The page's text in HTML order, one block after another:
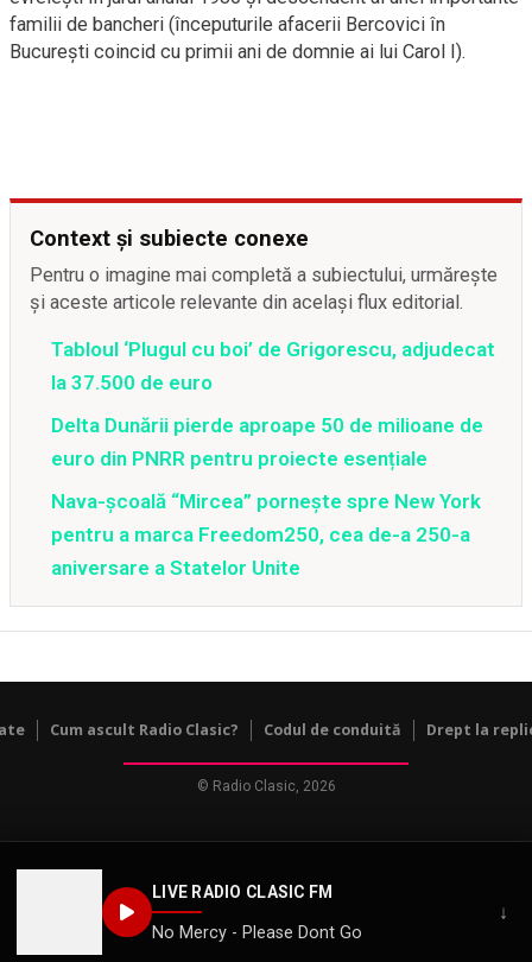
LIVE RADIO CLASIC FM
No Mercy - Please Dont Go
↓
familii de bancheri (începuturile afacerii Bercovici în
Bucureşti coincid cu primii ani de domnie ai lui Carol I).
Context și subiecte conexe
Pentru o imagine mai completă a subiectului, urmărește
și aceste articole relevante din același flux editorial.
Tabloul ‘Plugul cu boi’ de Grigorescu, adjudecat
la 37.500 de euro
Delta Dunării pierde aproape 50 de milioane de
euro din PNRR pentru proiecte esențiale
Nava-școală “Mircea” pornește spre New York
pentru a marca Freedom250, cea de-a 250-a
aniversare a Statelor Unite
Cum ascult Radio Clasic? Codul de conduită Drept la
© Radio Clasic, 2026